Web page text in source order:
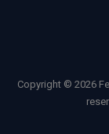
Copyright © 2026